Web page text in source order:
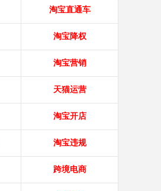
淘宝直通车
淘宝降权
淘宝营销
天猫运营
淘宝开店
淘宝违规
跨境电商